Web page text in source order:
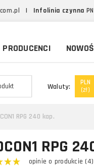
| Infolinia czynna
PRODUCENCI
Waluty:
PLN
(zł)
RPG 240 kap.
RPG
opinie o produkcie (4)